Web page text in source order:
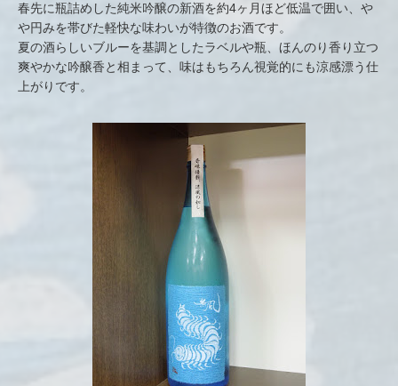
春先に瓶詰めした純米吟醸の新酒を約4ヶ月ほど低温で囲い、や
や円みを帯びた軽快な味わいが特徴のお酒です。
夏の酒らしいブルーを基調としたラベルや瓶、ほんのり香り立つ
爽やかな吟醸香と相まって、味はもちろん視覚的にも涼感漂う仕
上がりです。